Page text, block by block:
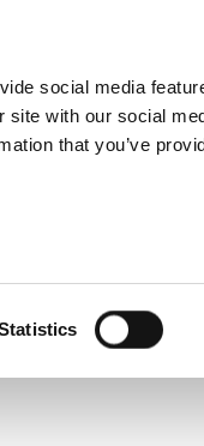
social media
with our social
that you’ve